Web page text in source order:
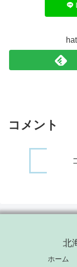
コメント
北
ホーム